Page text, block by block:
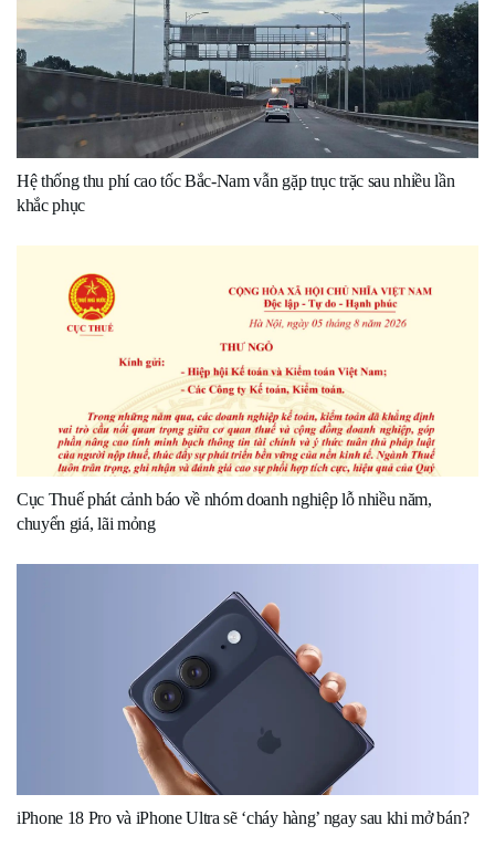
Hệ thống thu phí cao tốc Bắc-Nam vẫn gặp trục trặc sau nhiều lần
khắc phục
Cục Thuế phát cảnh báo về nhóm doanh nghiệp lỗ nhiều năm,
chuyển giá, lãi mỏng
iPhone 18 Pro và iPhone Ultra sẽ ‘cháy hàng’ ngay sau khi mở bán?